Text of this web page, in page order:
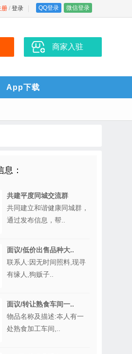
册 / 登录 QQ登录 微信登录
商家入驻
App下载
：
共建平度同城交流群
共同建立和谐健康同城群，
通过发布信息，帮..
面议/低价出售品种大..
联系人:因无时间照料,现寻
有缘人,狗贩子..
面议/转让熟食车间一..
物品名称及描述:夲人有一
处熟食加工车间,..